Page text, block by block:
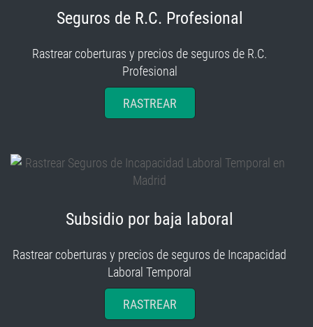
Seguros de R.C. Profesional
Rastrear coberturas y precios de seguros de R.C.
Profesional
RASTREAR
Subsidio por baja laboral
Rastrear coberturas y precios de seguros de Incapacidad
Laboral Temporal
RASTREAR